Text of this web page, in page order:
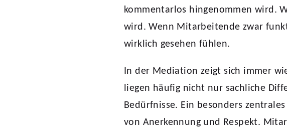
kommentarlos hingenommen wird.
wird. Wenn Mitarbeitende zwar
wirklich gesehen fühlen.
In der Mediation zeigt sich immer
liegen häufig nicht nur sachliche
Bedürfnisse. Ein besonders
von Anerkennung und Respekt.